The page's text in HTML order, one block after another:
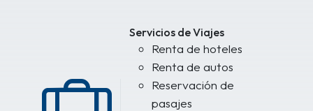
Servicios de Viajes
Renta de hoteles
Renta de autos
Reservación de
pasajes